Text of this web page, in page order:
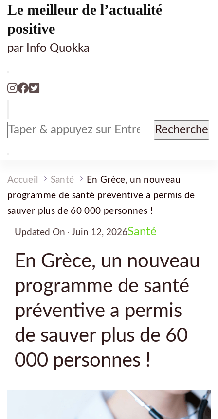
Le meilleur de l’actualité
positive
par Info Quokka
Vous
recherchiez
?
Accueil Santé
En Grèce, un nouveau
programme de santé préventive a permis de
sauver plus de 60 000 personnes !
Updated On Juin 12, 2026Santé
En Grèce, un nouveau
programme de santé
préventive a permis
de sauver plus de 60
000 personnes !